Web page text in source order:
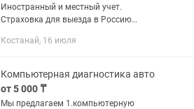
Иностранный и местный учет.
Страховка для выезда в Россию
Костанай, 16 июля
Компьютерная диагностика авто
от 5 000 ₸
Мы предлагаем 1.компьютерную